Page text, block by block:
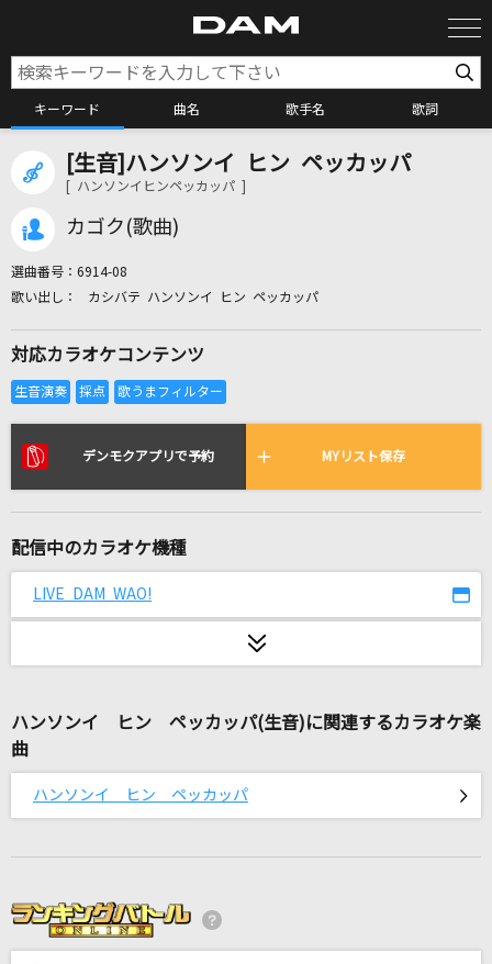
キーワード 曲名 歌手名 歌詞
カラオケ検索
全国りれき
リアルタイムで歌われている曲の一覧
[オリカラ]色は匂へど 散りぬるを
隣で
天国
ビリミリオン
[生音]ハンソンイ ヒン ペッカッパ
[ ハンソンイヒンペッカッパ ]
カゴク(歌曲)
選曲番号： 6914-08
カシバテ ハンソンイ ヒン ペッカッパ
対応カラオケコンテンツ
デンモクアプリで予約 MYリスト保存
配信中のカラオケ機種
LIVE DAM WAO!
ハンソンイ ヒン ペッカッパ(生音)に関連するカラオケ楽
曲
ハンソンイ ヒン ペッカッパ